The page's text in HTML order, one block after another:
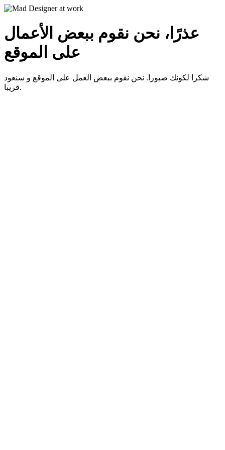
عذرًا، نحن نقوم ببعض الأعمال
على الموقع
شكرا لكونك صبورا. نحن نقوم ببعض العمل على الموقع و سنعود
قريبا.